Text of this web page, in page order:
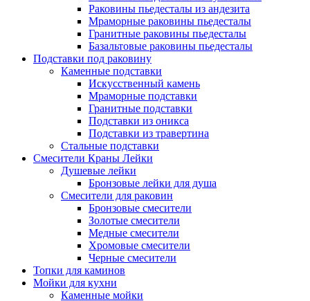
Раковины пьедесталы из андезита
Мраморные раковины пьедесталы
Гранитные раковины пьедесталы
Базальтовые раковины пьедесталы
Подставки под раковину
Каменные подставки
Искусственный камень
Мраморные подставки
Гранитные подставки
Подставки из оникса
Подставки из травертина
Стальные подставки
Смесители Краны Лейки
Душевые лейки
Бронзовые лейки для душа
Смесители для раковин
Бронзовые смесители
Золотые смесители
Медные смесители
Хромовые смесители
Черные смесители
Топки для каминов
Мойки для кухни
Каменные мойки